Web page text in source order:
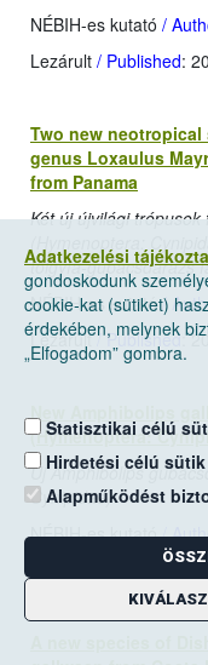
NÉBIH-es kutató /
Lezárult / Published:
Two new
genus Loxaulus
from Panama
Két új újvilági
tölgyfa-gubacsdarázs
NÉBIH-es kutató/
Lezárult/ Published :
New Amphibolips
(Hymenoptera:
Új Amphibolips
Cynipidae)
NÉBIH-es kutató/
/ Published:
Adatkezelési
gondoskodunk
cookie-kat (sütiket)
érdekében, melynek
„Elfogadom” gombra.
Statisztikai célú
Hirdetési célú sütik
Alapműködést